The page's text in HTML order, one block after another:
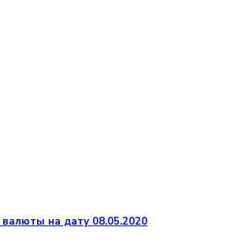
на дату 08.05.2020